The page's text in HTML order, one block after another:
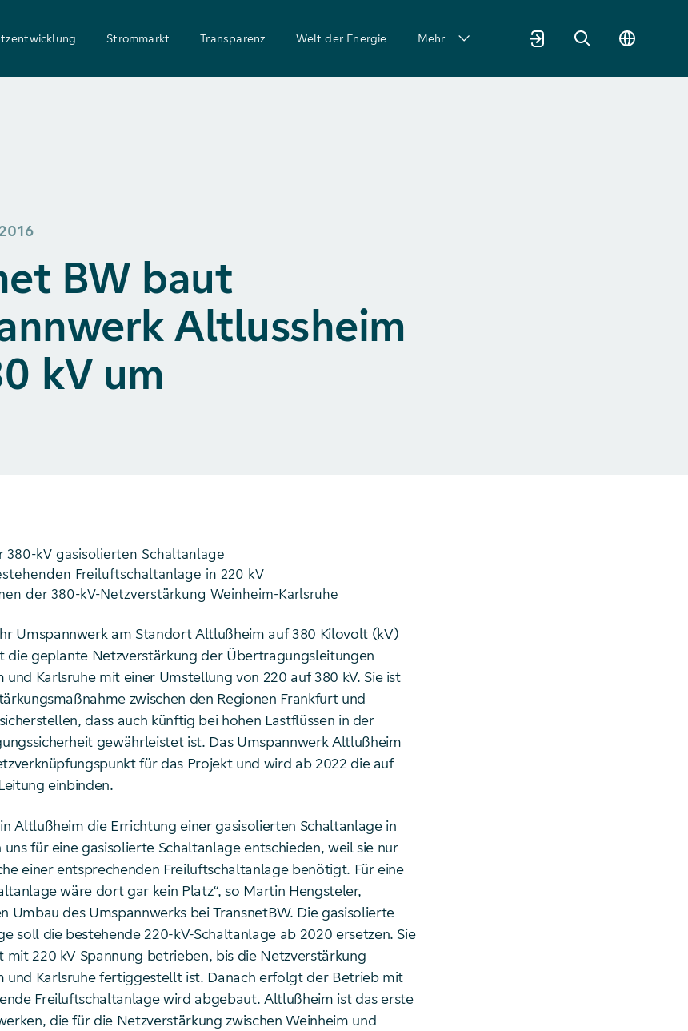
Strommarkt Transparenz Welt der Energie Mehr
BW baut
Altlussheim
kV um
380-kV gasisolierten Schaltanlage
Freiluftschaltanlage in 220 kV
der 380-kV-Netzverstärkung Weinheim-Karlsruhe
Umspannwerk am Standort Altlußheim auf 380 Kilovolt (kV)
die geplante Netzverstärkung der Übertragungsleitungen
und Karlsruhe mit einer Umstellung von 220 auf 380 kV. Sie ist
zwischen den Regionen Frankfurt und
dass auch künftig bei hohen Lastflüssen in der
gewährleistet ist. Das Umspannwerk Altlußheim
für das Projekt und wird ab 2022 die auf
einbinden.
Altlußheim die Errichtung einer gasisolierten Schaltanlage in
uns für eine gasisolierte Schaltanlage entschieden, weil sie nur
einer entsprechenden Freiluftschaltanlage benötigt. Für eine
wäre dort gar kein Platz“, so Martin Hengsteler,
Umbau des Umspannwerks bei TransnetBW. Die gasisolierte
soll die bestehende 220-kV-Schaltanlage ab 2020 ersetzen. Sie
mit 220 kV Spannung betrieben, bis die Netzverstärkung
und Karlsruhe fertiggestellt ist. Danach erfolgt der Betrieb mit
Freiluftschaltanlage wird abgebaut. Altlußheim ist das erste
die für die Netzverstärkung zwischen Weinheim und